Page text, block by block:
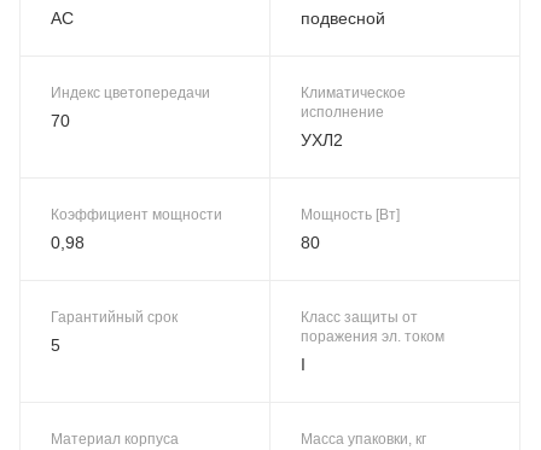
AC подвесной
Индекс цветопередачи
70
Климатическое
исполнение
УХЛ2
Коэффициент мощности
0,98
Мощность [Вт]
80
Гарантийный срок
5
Класс защиты от
поражения эл. током
I
Материал корпуса Масса упаковки, кг